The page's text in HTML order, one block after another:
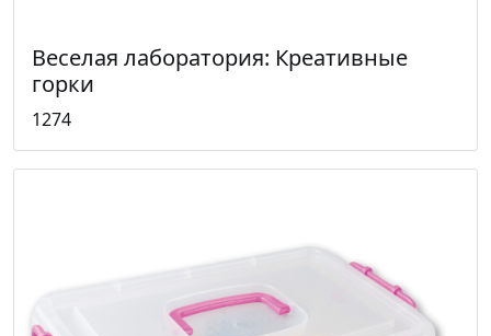
Веселая лаборатория: Креативные
горки
1274